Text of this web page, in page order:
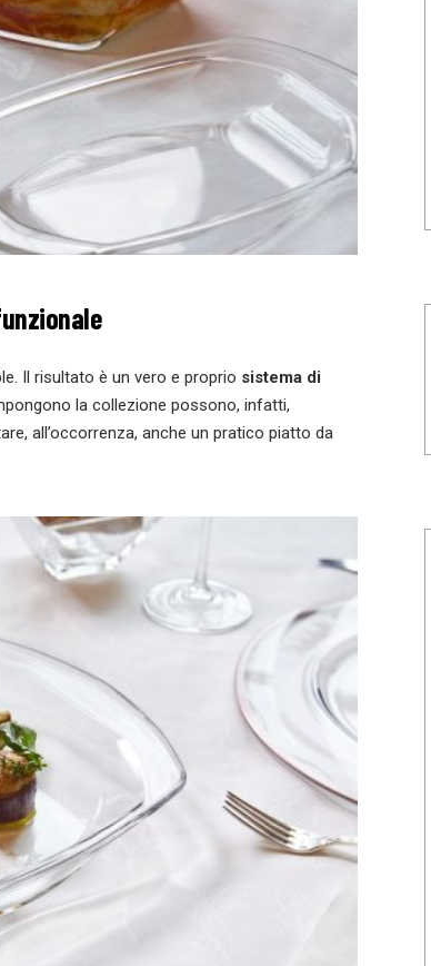
Il risultato è un vero e proprio sistema di
la collezione possono, infatti,
all’occorrenza, anche un pratico piatto da